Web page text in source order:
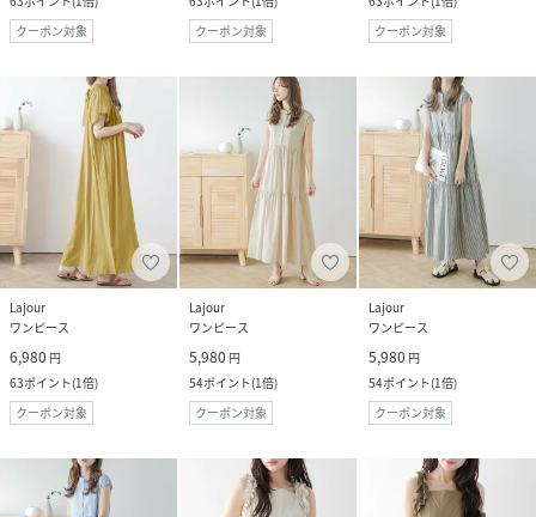
クーポン対象
クーポン対象
クーポン対象
Lajour
ワンピース
6,980 円
63ポイント(1倍)
クーポン対象
Lajour
ワンピース
5,980 円
54ポイント(1倍)
クーポン対象
Lajour
ワンピース
5,980 円
54ポイント(1倍)
クーポン対象